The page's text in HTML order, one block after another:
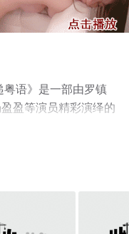
粤语》是一部由罗镇
盈等演员精彩演绎的
删减完整版电视剧